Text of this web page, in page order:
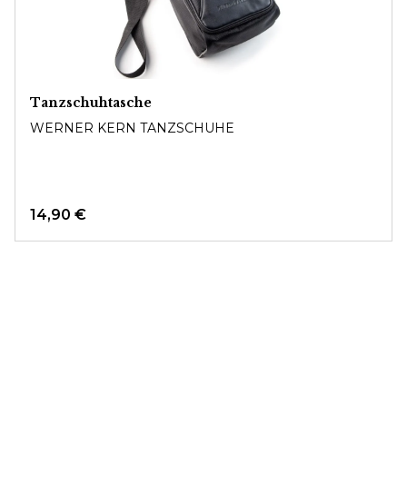
Tanzschuhtasche
WERNER KERN TANZSCHUHE
14,90 €